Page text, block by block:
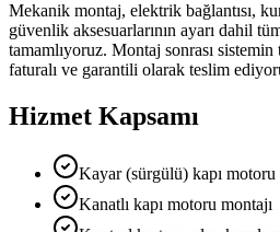
Mekanik montaj, elektrik bağlantısı,
güvenlik aksesuarlarının ayarı dahil
tamamlıyoruz. Montaj sonrası
faturalı ve garantili olarak teslim
Hizmet Kapsamı
Kayar (sürgülü) kapı motoru
Kanatlı kapı motoru montajı